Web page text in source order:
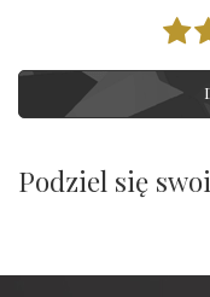
Podziel się